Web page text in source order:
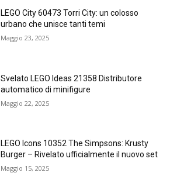
LEGO City 60473 Torri City: un colosso
urbano che unisce tanti temi
Maggio 23, 2025
Svelato LEGO Ideas 21358 Distributore
automatico di minifigure
Maggio 22, 2025
LEGO Icons 10352 The Simpsons: Krusty
Burger – Rivelato ufficialmente il nuovo set
Maggio 15, 2025